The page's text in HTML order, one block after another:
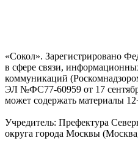
«Сокол». Зарегистрировано
в сфере связи,
коммуникаций
ЭЛ №ФС77-60959 от 17
может содержать материалы
Учредитель: Префектура
округа города Москвы